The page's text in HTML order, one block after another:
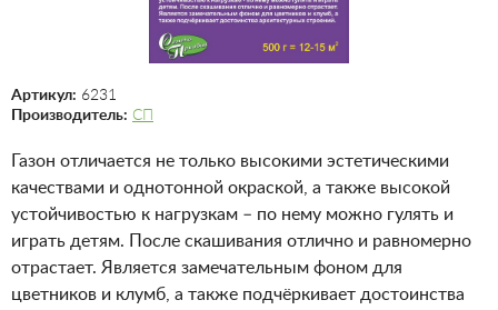
Артикул: 6231
Производитель: СП
Газон отличается не только высокими эстетическими
качествами и однотонной окраской, а также высокой
устойчивостью к нагрузкам – по нему можно гулять и
играть детям. После скашивания отлично и равномерно
отрастает. Является замечательным фоном для
цветников и клумб, а также подчёркивает достоинства